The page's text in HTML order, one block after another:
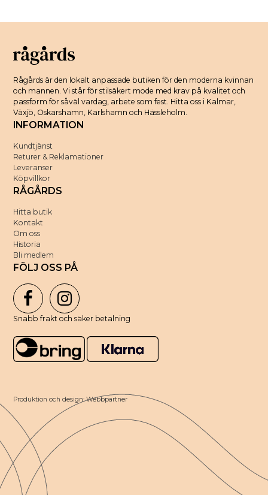
Rågårds är den lokalt anpassade butiken för den moderna kvinnan
och mannen. Vi står för stilsäkert mode med krav på kvalitet och
passform för såväl vardag, arbete som fest. Hitta oss i Kalmar,
Växjö, Oskarshamn, Karlshamn och Hässleholm.
INFORMATION
Kundtjänst
Returer & Reklamationer
Leveranser
Köpvillkor
RÅGÅRDS
Hitta butik
Kontakt
Om oss
Historia
Bli medlem
FÖLJ OSS PÅ
Snabb frakt och säker betalning
Produktion och design: Webbpartner